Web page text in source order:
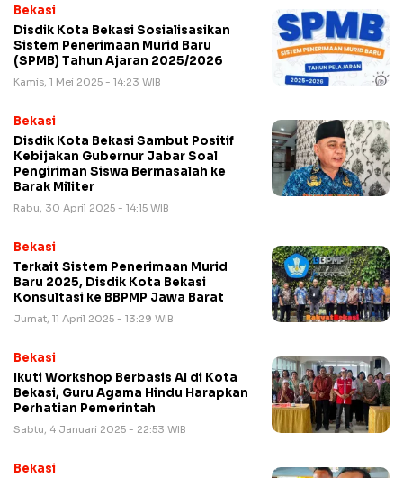
Bekasi
Disdik Kota Bekasi Sosialisasikan
Sistem Penerimaan Murid Baru
(SPMB) Tahun Ajaran 2025/2026
Kamis, 1 Mei 2025 - 14:23 WIB
Bekasi
Disdik Kota Bekasi Sambut Positif
Kebijakan Gubernur Jabar Soal
Pengiriman Siswa Bermasalah ke
Barak Militer
Rabu, 30 April 2025 - 14:15 WIB
Bekasi
Terkait Sistem Penerimaan Murid
Baru 2025, Disdik Kota Bekasi
Konsultasi ke BBPMP Jawa Barat
Jumat, 11 April 2025 - 13:29 WIB
Bekasi
Ikuti Workshop Berbasis AI di Kota
Bekasi, Guru Agama Hindu Harapkan
Perhatian Pemerintah
Sabtu, 4 Januari 2025 - 22:53 WIB
Bekasi